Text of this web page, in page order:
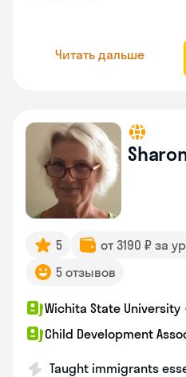
Читать дальше
5 от 3190 ₽ за
5 отзывов
Wichita State University
Child Development
Taught immigrants